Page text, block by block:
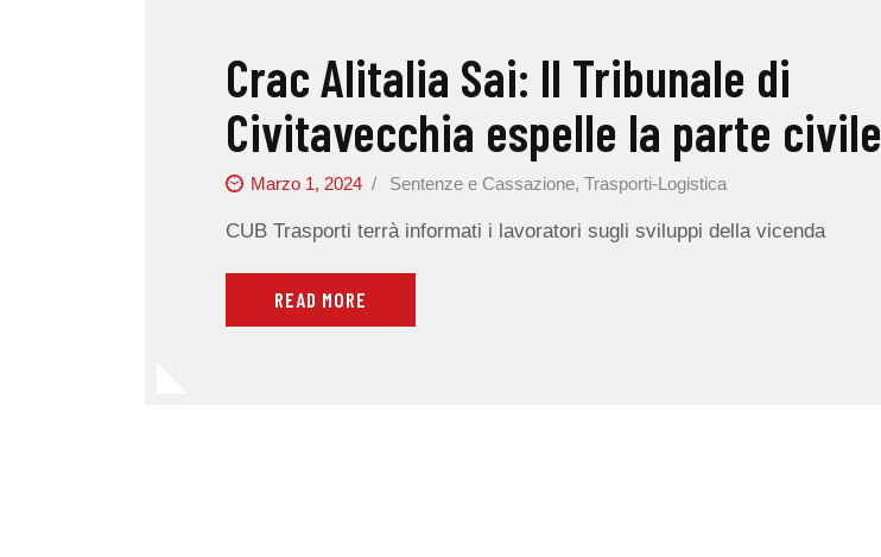
Crac Alitalia Sai: Il Tribunale di
Civitavecchia espelle la parte civile
Marzo 1, 2024 Sentenze e Cassazione,Trasporti-Logistica
CUB Trasporti terrà informati i lavoratori sugli sviluppi della vicenda
READ MORE